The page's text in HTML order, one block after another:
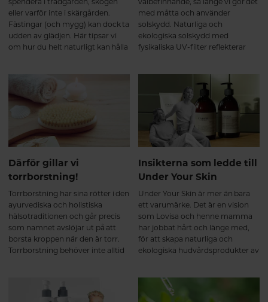
eller varför inte i skärgården.
Fästingar (och mygg) kan dock ta
udden av glädjen. Här tipsar vi
om hur du helt naturligt kan hålla
med måtta och använder
solskydd. Naturliga och
ekologiska solskydd med
fysikaliska UV-filter reflekterar
samtidigt som du slipper
hormonstörande ämnen. Här får
du veta mer.
Därför gillar vi
torrborstning!
Torrborstning har sina rötter i den
ayurvediska och holistiska
hälsotraditionen och går precis
som namnet avslöjar ut på att
borsta kroppen när den är torr.
Torrborstning behöver inte alltid
Insikterna som ledde till
Under Your Skin
Under Your Skin är mer än bara
ett varumärke. Det är en vision
som Lovisa och henne mamma
har jobbat hårt och länge med,
för att skapa naturliga och
ekologiska hudvårdsprodukter av
sätter på vår hud, hamnar till slut
under den och därför är